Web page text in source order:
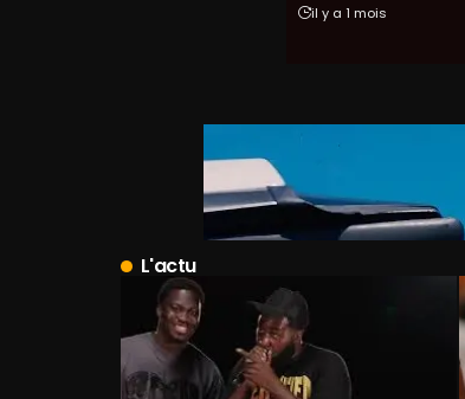
il y a 1 mois
L'actu